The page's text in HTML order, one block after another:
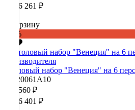
1 186 261 ₽
В корзину
-60%
Столовый набор "Венеция" на 6
90020061А10
442 560 ₽
1 106 401 ₽